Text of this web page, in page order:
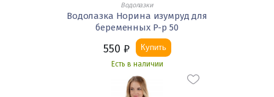
Водолазки
Водолазка Норина изумруд для
беременных Р-р 50
550 ₽ Купить
Есть в наличии